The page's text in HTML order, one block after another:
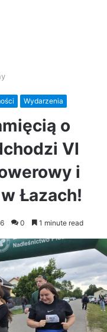
Wydarzenia
o
VI
i
Łazach!
0 1 minute read